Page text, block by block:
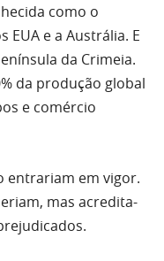
como o
EUA e a Austrália. E
da Crimeia.
da produção global
e comércio
entrariam em vigor.
mas acredita-